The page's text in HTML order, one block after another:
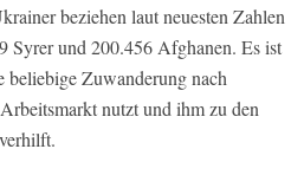
beziehen laut neuesten Zahlen
Syrer und 200.456 Afghanen. Es ist
beliebige Zuwanderung nach
nutzt und ihm zu den